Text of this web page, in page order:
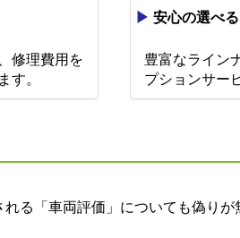
修理費用を
す。
▶ 安心の選べ
豊富なライン
プションサー
る「車両評価」についても偽り